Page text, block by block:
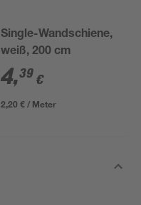
Single-Wandschiene,
weiß, 200 cm
4,39 €
2,20 € / Meter